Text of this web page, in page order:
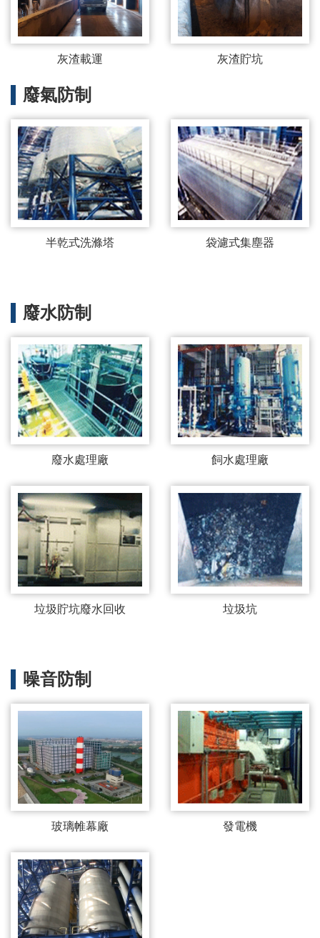
灰渣載運 灰渣貯坑
廢氣防制
半乾式洗滌塔 袋濾式集塵器
廢水防制
廢水處理廠 飼水處理廠
垃圾貯坑廢水回收 垃圾坑
噪音防制
玻璃帷幕廠 發電機